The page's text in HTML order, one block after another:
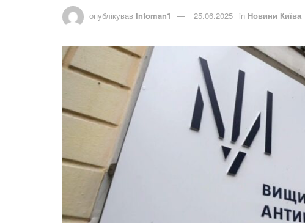
опублікував Infoman1 25.06.2025 in Новини Київа